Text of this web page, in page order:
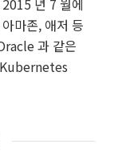
마존, 애저 등
과 같은
Kubernetes